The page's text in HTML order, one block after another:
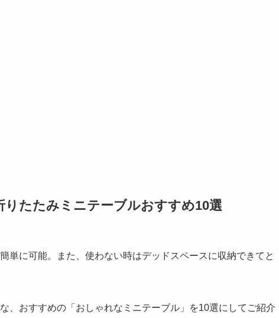
たたみミニテーブルおすすめ10選
単に可能。また、使わない時はデッドスペースに収納できてと
、おすすめの「おしゃれなミニテーブル」を10選にしてご紹介